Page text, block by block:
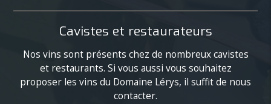
Cavistes et restaurateurs
Nos vins sont présents chez de nombreux cavistes
et restaurants. Si vous aussi vous souhaitez
proposer les vins du Domaine Lérys, il suffit de nous
contacter.